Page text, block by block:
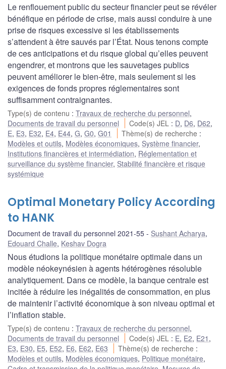
Le renflouement public du secteur financier peut se révéler
bénéfique en période de crise, mais aussi conduire à une
prise de risques excessive si les établissements
s’attendent à être sauvés par l’État. Nous tenons compte
de ces anticipations et du risque global qu’elles peuvent
engendrer, et montrons que les sauvetages publics
peuvent améliorer le bien-être, mais seulement si les
exigences de fonds propres réglementaires sont
suffisamment contraignantes.
Type(s) de contenu : Travaux de recherche du personnel,
Documents de travail du personnel
Code(s) JEL : D, D6, D62,
E, E3, E32, E4, E44, G, G0, G01 Thème(s) de recherche :
Modèles et outils, Modèles économiques, Système financier,
Institutions financières et intermédiation, Réglementation et
surveillance du système financier, Stabilité financière et risque
systémique
Optimal Monetary Policy According
to HANK
Document de travail du personnel 2021-55 Sushant Acharya,
Edouard Challe, Keshav Dogra
Nous étudions la politique monétaire optimale dans un
modèle néokeynésien à agents hétérogènes résoluble
analytiquement. Dans ce modèle, la banque centrale est
incitée à réduire les inégalités de consommation, en plus
de maintenir l’activité économique à son niveau optimal et
l’inflation stable.
Type(s) de contenu : Travaux de recherche du personnel,
Documents de travail du personnel
Code(s) JEL : E, E2, E21 ,
E3, E30, E5, E52, E6, E62, E63 Thème(s) de recherche :
Modèles et outils, Modèles économiques, Politique monétaire,